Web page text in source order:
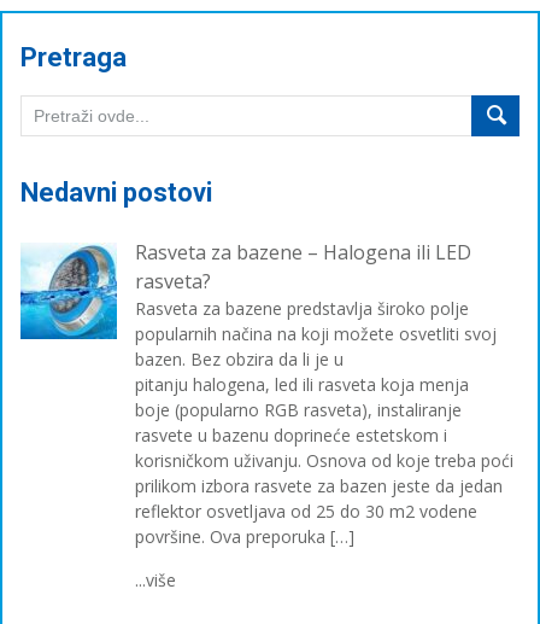
Pretraga
Nedavni postovi
Rasveta za bazene – Halogena ili LED
rasveta?
Rasveta za bazene predstavlja široko polje
popularnih načina na koji možete osvetliti svoj
bazen. Bez obzira da li je u
pitanju halogena, led ili rasveta koja menja
boje (popularno RGB rasveta), instaliranje
rasvete u bazenu doprineće estetskom i
korisničkom uživanju. Osnova od koje treba poći
prilikom izbora rasvete za bazen jeste da jedan
reflektor osvetljava od 25 do 30 m2 vodene
površine. Ova preporuka […]
...više